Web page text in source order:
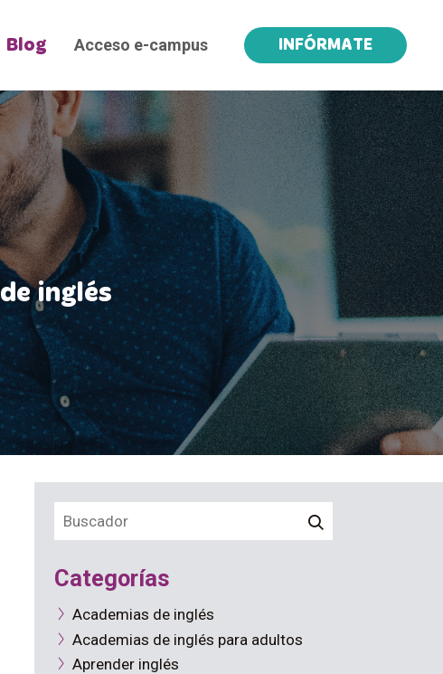
Blog Acceso e-campus INFÓRMATE
inglés
Categorías
Academias de inglés
Academias de inglés para adultos
Aprender inglés